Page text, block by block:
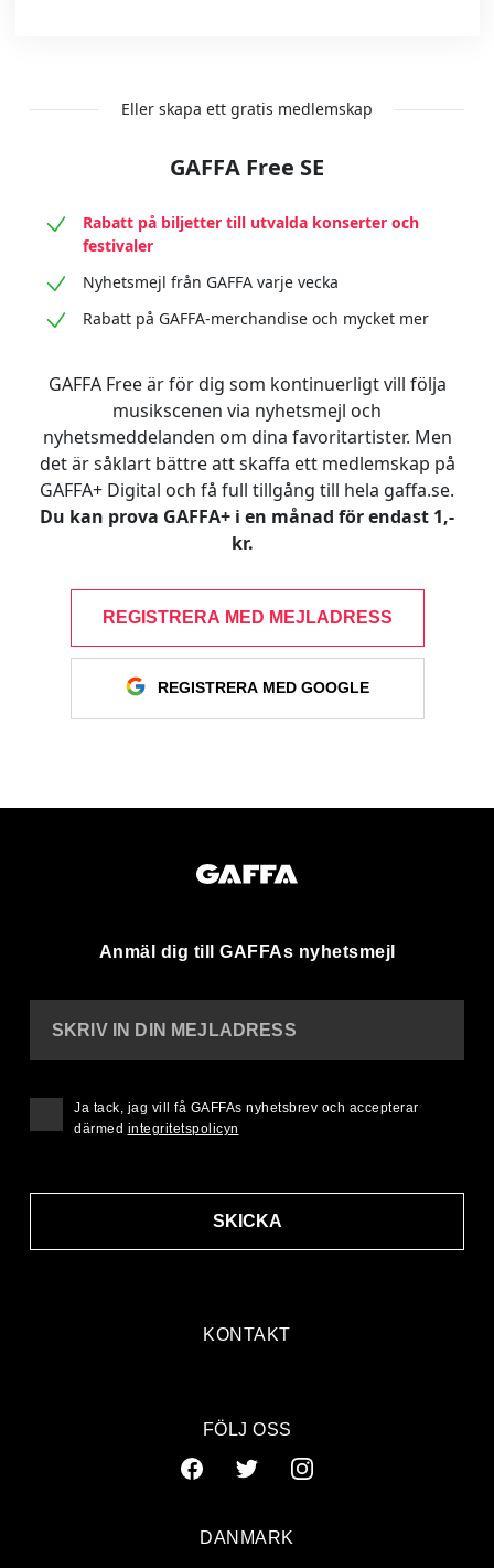
Eller skapa ett gratis medlemskap
GAFFA Free SE
Rabatt på biljetter till utvalda konserter och
festivaler
Nyhetsmejl från GAFFA varje vecka
Rabatt på GAFFA-merchandise och mycket mer
GAFFA Free är för dig som kontinuerligt vill följa
musikscenen via nyhetsmejl och
nyhetsmeddelanden om dina favoritartister. Men
det är såklart bättre att skaffa ett medlemskap på
GAFFA+ Digital och få full tillgång till hela gaffa.se.
Du kan prova GAFFA+ i en månad för endast 1,-
kr.
REGISTRERA MED MEJLADRESS
REGISTRERA MED GOOGLE
Anmäl dig till GAFFAs nyhetsmejl
KONTAKT
SKRIV IN DIN MEJLADRESS
SKICKA
Ja tack, jag vill få GAFFAs nyhetsbrev och accepterar
därmed integritetspolicyn
FÖLJ OSS
DANMARK